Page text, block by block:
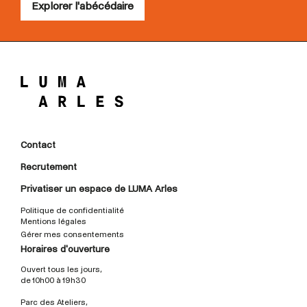
Explorer l'abécédaire
Contact
Recrutement
Privatiser un espace de LUMA Arles
Politique de confidentialité
Mentions légales
Gérer mes consentements
Horaires d'ouverture
Ouvert tous les jours,
de 10h00 à 19h30
Parc des Ateliers,